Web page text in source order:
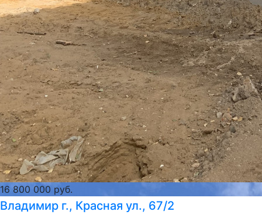
16 800 000 руб.
Владимир г., Красная ул., 67/2